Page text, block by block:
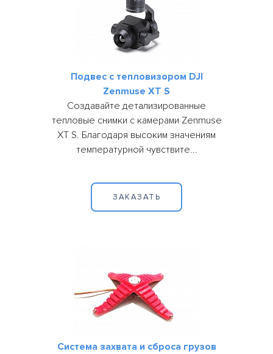
Подвес с тепловизором DJI
Zenmuse XT S
Создавайте детализированные
тепловые снимки с камерами Zenmuse
XT S. Благодаря высоким значениям
температурной чувствите...
ЗАКАЗАТЬ
Система захвата и сброса грузов